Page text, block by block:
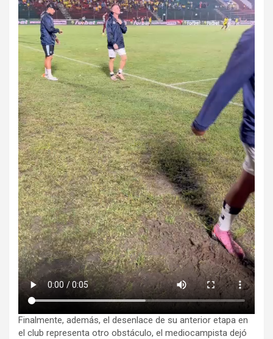
Finalmente, además, el desenlace de su anterior etapa en
el club representa otro obstáculo, el mediocampista dejó